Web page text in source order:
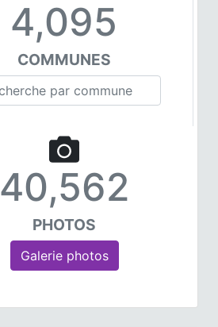
4,095
COMMUNES
40,562
PHOTOS
Galerie photos